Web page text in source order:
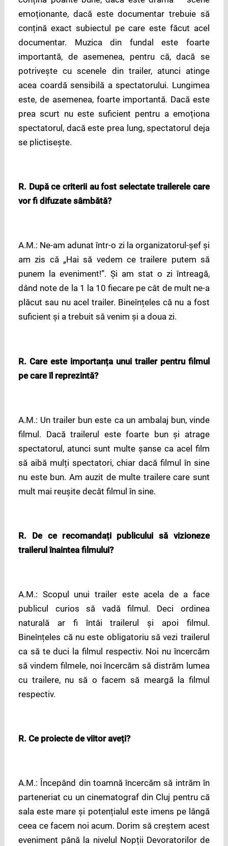
emoționante, dacă este documentar trebuie să
conțină exact subiectul pe care este făcut acel
documentar. Muzica din fundal este foarte
importantă, de asemenea, pentru că, dacă se
potrivește cu scenele din trailer, atunci atinge
acea coardă sensibilă a spectatorului. Lungimea
este, de asemenea, foarte importantă. Dacă este
prea scurt nu este suficient pentru a emoționa
spectatorul, dacă este prea lung, spectatorul deja
se plictisește.
R. După ce criterii au fost selectate trailerele care
vor fi difuzate sâmbătă?
A.M.: Ne-am adunat într-o zi la organizatorul-șef și
am zis că „Hai să vedem ce trailere putem să
punem la eveniment!”. Și am stat o zi întreagă,
dând note de la 1 la 10 fiecare pe cât de mult ne-a
plăcut sau nu acel trailer. Bineînțeles că nu a fost
suficient și a trebuit să venim și a doua zi.
R. Care este importanța unui trailer pentru filmul
pe care îl reprezintă?
A.M.: Un trailer bun este ca un ambalaj bun, vinde
filmul. Dacă trailerul este foarte bun și atrage
spectatorul, atunci sunt multe șanse ca acel film
să aibă mulți spectatori, chiar dacă filmul în sine
nu este bun. Am auzit de multe trailere care sunt
mult mai reușite decât filmul în sine.
R. De ce recomandați publicului să vizioneze
trailerul înaintea filmului?
A.M.: Scopul unui trailer este acela de a face
publicul curios să vadă filmul. Deci ordinea
naturală ar fi întâi trailerul și apoi filmul.
Bineînțeles că nu este obligatoriu să vezi trailerul
ca să te duci la filmul respectiv. Noi nu încercăm
să vindem filmele, noi încercăm să distrăm lumea
cu trailere, nu să o facem să meargă la filmul
respectiv.
R. Ce proiecte de viitor aveți?
A.M.: Începând din toamnă încercăm să intrăm în
parteneriat cu un cinematograf din Cluj pentru că
sala este mare și potențialul este imens pe lângă
ceea ce facem noi acum. Dorim să creștem acest
eveniment până la nivelul Nopții Devoratorilor de